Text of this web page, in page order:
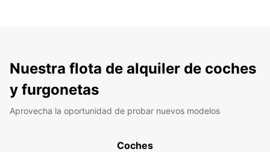
Nuestra flota de alquiler de coches
y furgonetas
Aprovecha la oportunidad de probar nuevos modelos
Coches